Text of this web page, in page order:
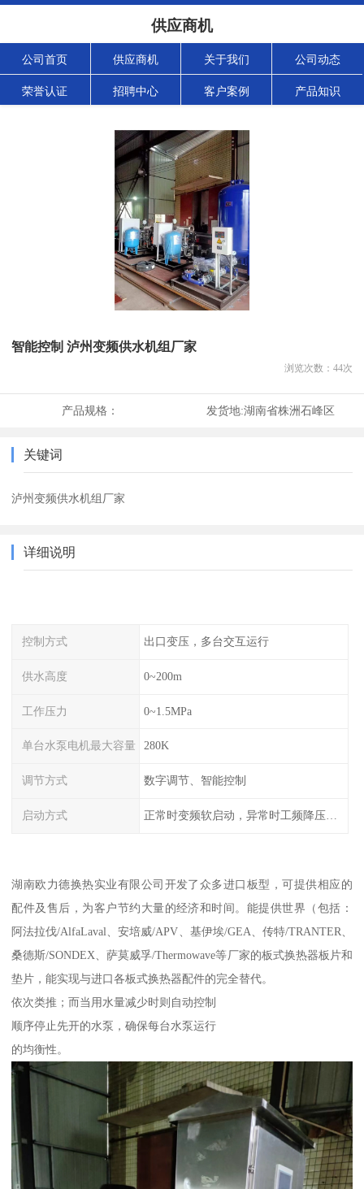
供应商机
公司首页 供应商机 关于我们 公司动态
荣誉认证 招聘中心 客户案例 产品知识
智能控制 泸州变频供水机组厂家
浏览次数： 44次
产品规格： 发货地:湖南省株洲石峰区
关键词
泸州变频供水机组厂家
详细说明
控制方式 出口变压，多台交互运行
供水高度 0~200m
工作压力 0~1.5MPa
单台水泵电机最大容量 280K
调节方式 数字调节、智能控制
启动方式 正常时变频软启动，异常时工频降压或全压启动
湖南欧力德换热实业有限公司开发了众多进口板型，可提供相应的
配件及售后，为客户节约大量的经济和时间。能提供世界（包括：
阿法拉伐/AlfaLaval、安培威/APV、基伊埃/GEA、传特/TRANTER、
桑德斯/SONDEX、萨莫威孚/Thermowave等厂家的板式换热器板片和
垫片，能实现与进口各板式换热器配件的完全替代。
依次类推；而当用水量减少时则自动控制
顺序停止先开的水泵，确保每台水泵运行
的均衡性。